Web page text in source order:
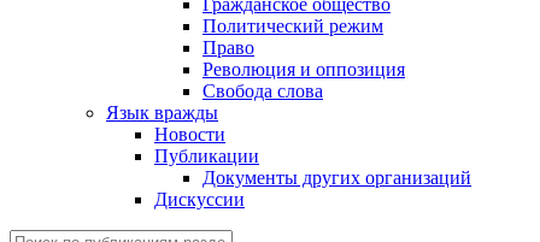
Гражданское общество
Политический режим
Право
Революция и оппозиция
Свобода слова
Язык вражды
Новости
Публикации
Документы других организаций
Дискуссии